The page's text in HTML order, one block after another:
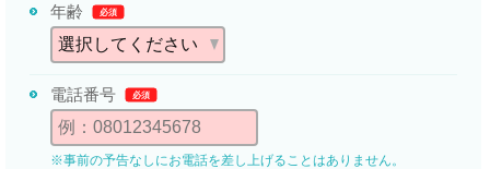
年齢 必須
電話番号 必須
※事前の予告なしにお電話を差し上げることはありません。